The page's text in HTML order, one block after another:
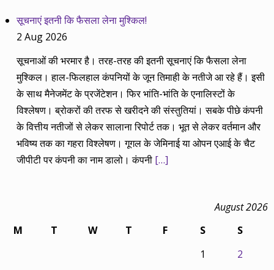
सूचनाएं इतनी कि फैसला लेना मुश्किल!
2 Aug 2026
सूचनाओं की भरमार है। तरह-तरह की इतनी सूचनाएं कि फैसला लेना
मुश्किल। हाल-फिलहाल कंपनियों के जून तिमाही के नतीजे आ रहे हैं। इसी
के साथ मैनेजमेंट के प्रजेंटेशन। फिर भांति-भांति के एनालिस्टों के
विश्लेषण। ब्रोकरों की तरफ से खरीदने की संस्तुतियां। सबके पीछे कंपनी
के वित्तीय नतीजों से लेकर सालाना रिपोर्ट तक। भूत से लेकर वर्तमान और
भविष्य तक का गहरा विश्लेषण। गूगल के जेमिनाई या ओपन एआई के चैट
जीपीटी पर कंपनी का नाम डालो। कंपनी […]
August 2026
M
T W T F S
S
1
2